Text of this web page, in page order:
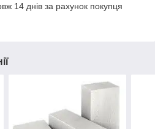
14 днів за рахунок покупця